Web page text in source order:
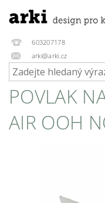
603207178
arki@arki.cz
POVLAK
AIR OOH